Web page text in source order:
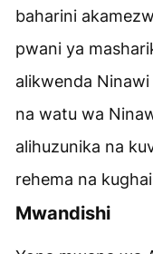
baharini
pwani ya
alikwenda
na watu wa
alihuzunika na
rehema na
Mwandishi